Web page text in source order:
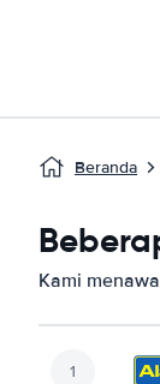
Beranda
Kami